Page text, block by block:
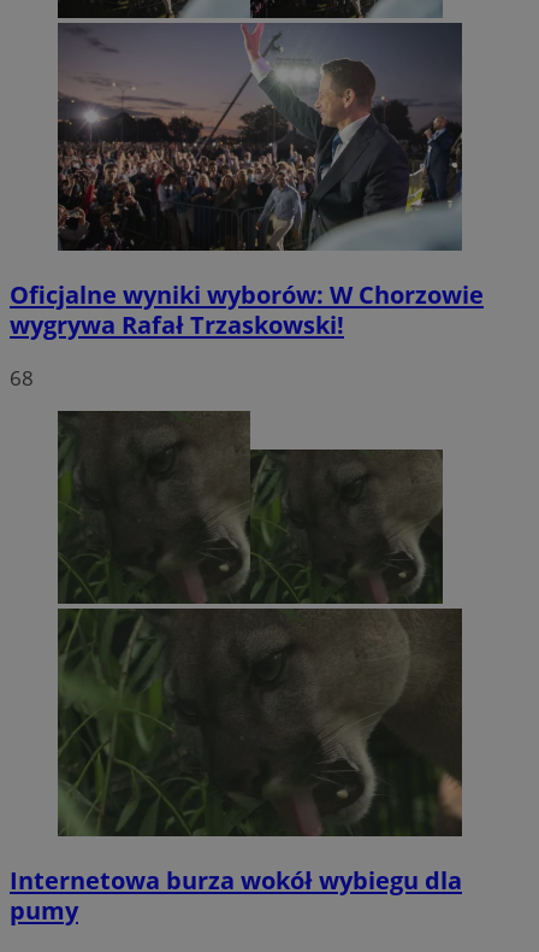
Oficjalne wyniki wyborów: W Chorzowie
wygrywa Rafał Trzaskowski!
68
Internetowa burza wokół wybiegu dla
pumy